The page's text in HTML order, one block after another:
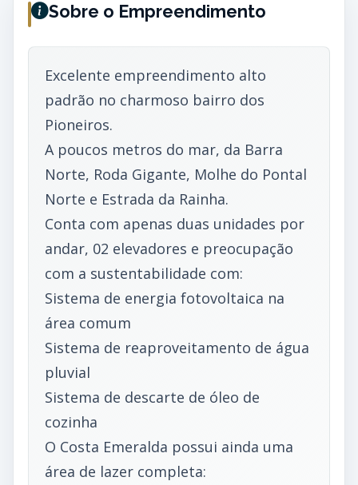
Sobre o Empreendimento
Excelente empreendimento alto
padrão no charmoso bairro dos
Pioneiros.
A poucos metros do mar, da Barra
Norte, Roda Gigante, Molhe do Pontal
Norte e Estrada da Rainha.
Conta com apenas duas unidades por
andar, 02 elevadores e preocupação
com a sustentabilidade com:
Sistema de energia fotovoltaica na
área comum
Sistema de reaproveitamento de água
pluvial
Sistema de descarte de óleo de
cozinha
O Costa Emeralda possui ainda uma
área de lazer completa: